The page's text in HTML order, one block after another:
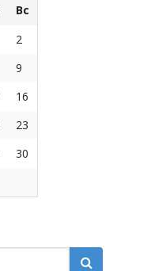
Вс
2
9
16
23
30